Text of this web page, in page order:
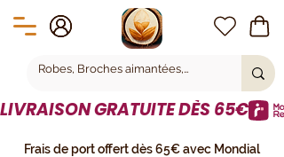
LIVRAISON GRATUITE DÈS 65€
Frais de port offert dès 65€ avec Mondial